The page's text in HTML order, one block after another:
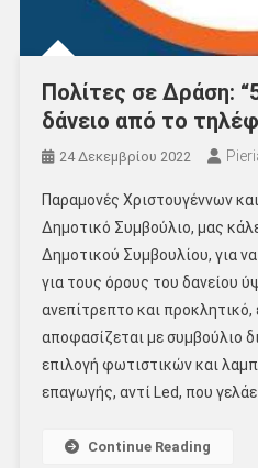
Πολίτες σε Δράση:
δάνειο από το
24 Δεκεμβρίου 2022
Παραμονές Χριστουγέννων
Δημοτικό Συμβούλιο, μας
Δημοτικού Συμβουλίου, για
για τους όρους του δανείου
ανεπίτρεπτο και
αποφασίζεται με συμβούλιο
επιλογή φωτιστικών και
επαγωγής, αντί Led, που
Continue Reading